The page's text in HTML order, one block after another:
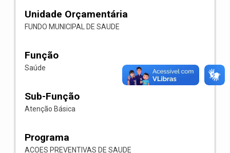
Unidade Orçamentária
FUNDO MUNICIPAL DE SAUDE
Função
Saúde
Sub-Função
Atenção Básica
Programa
ACOES PREVENTIVAS DE SAUDE